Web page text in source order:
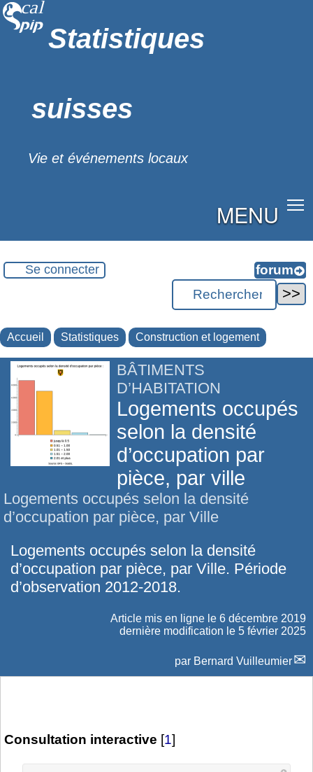
Statistiques
suisses
Vie et événements locaux
MENU
Se connecter
Accueil Statistiques Construction et logement
BÂTIMENTS
D’HABITATION
Logements occupés
selon la densité
d’occupation par
pièce, par ville
Logements occupés selon la densité
d’occupation par pièce, par Ville
Logements occupés selon la densité
d’occupation par pièce, par Ville. Période
d’observation 2012-2018.
Article mis en ligne le 6 décembre 2019
dernière modification le 5 février 2025
par Bernard Vuilleumier
Consultation interactive [1]